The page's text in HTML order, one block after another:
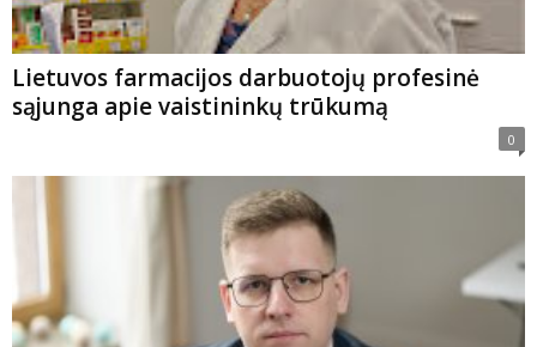
Lietuvos farmacijos darbuotojų profesinė
sąjunga apie vaistininkų trūkumą
0